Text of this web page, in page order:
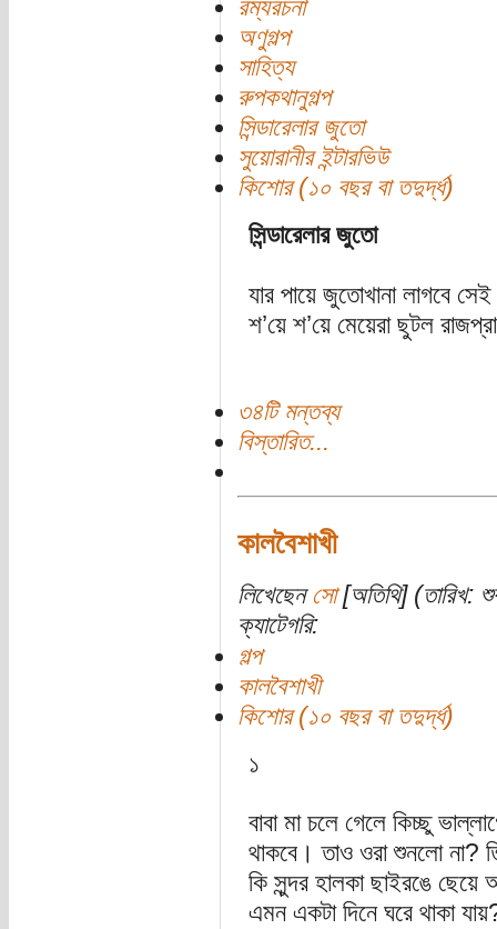
রম্যরচনা
অণুগল্প
সাহিত্য
রুপকথানুগল্প
সিন্ডারেলার জুতো
সুয়োরানীর ইন্টারভিউ
কিশোর (১০ বছর বা তদুর্দ্ধ)
সিন্ডারেলার জুতো
যার পায়ে জুতোখানা লাগবে
শ’য়ে শ’য়ে মেয়েরা ছুটল
৩৪টি মন্তব্য
বিস্তারিত...
কালবৈশাখী
লিখেছেন সো[অতিথি] (তারিখ:
ক্যাটেগরি:
গল্প
কালবৈশাখী
কিশোর (১০ বছর বা তদুর্দ্ধ)
১
বাবা মা চলে গেলে কিচ্ছু
থাকবে। তাও ওরা শুনলো না?
কি সুন্দর হালকা ছাইরঙে
এমন একটা দিনে ঘরে থাকা